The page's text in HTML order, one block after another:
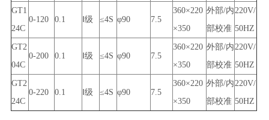
GT1
24C
0-120 0.1 Ⅰ级 ≤4S φ90 7.5
360×220
×350
外部/内
部校准
220V/
50HZ
GT2
04C
0-200 0.1 Ⅰ级 ≤4S φ90 7.5
360×220
×350
外部/内
部校准
220V/
50HZ
GT2
24C
0-220 0.1 Ⅰ级 ≤4S φ90 7.5
360×220
×350
外部/内
部校准
220V/
50HZ